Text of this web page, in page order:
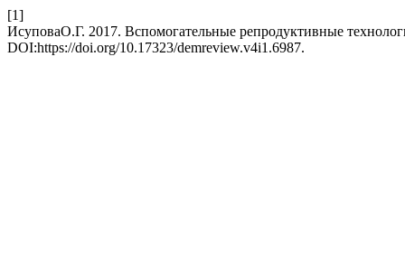
[1]
ИсуповаО.Г. 2017. Вспомогательные репродуктивные
DOI:https://doi.org/10.17323/demreview.v4i1.6987.